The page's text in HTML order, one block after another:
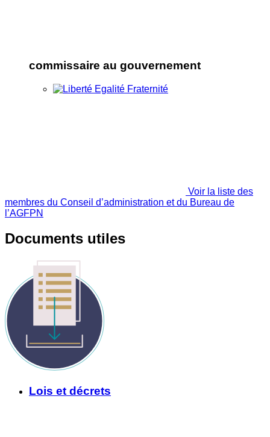
commissaire au gouvernement
Voir la liste des
membres du Conseil d’administration et du Bureau de
l’AGFPN
Documents utiles
Lois et décrets